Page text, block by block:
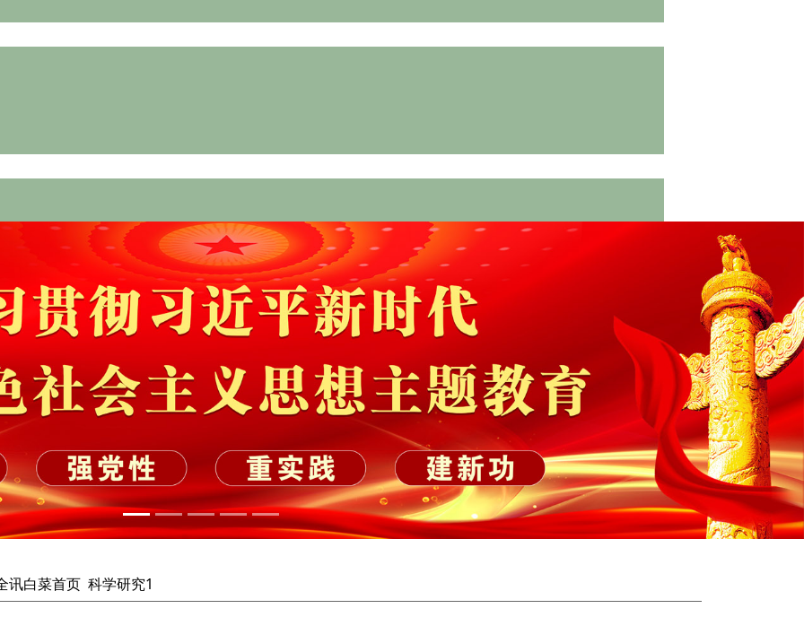
讯白菜首页 科学研究1